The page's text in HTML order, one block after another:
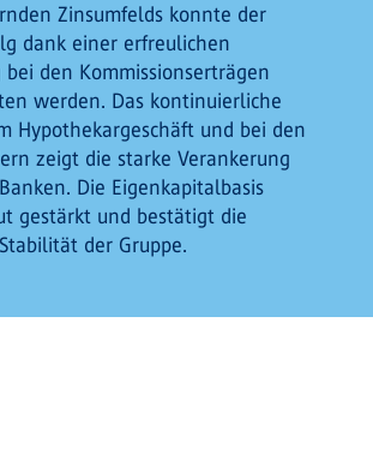
Zinsumfelds konnte der
dank einer erfreulichen
den Kommissionserträgen
werden. Das kontinuierliche
Hypothekargeschäft und bei den
zeigt die starke Verankerung
Die Eigenkapitalbasis
gestärkt und bestätigt die
der Gruppe.